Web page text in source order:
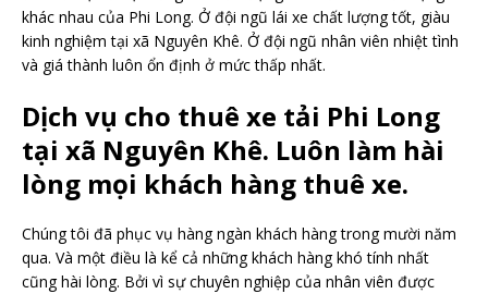
khác nhau của Phi Long. Ở đội ngũ lái xe chất lượng tốt, giàu
kinh nghiệm tại xã Nguyên Khê. Ở đội ngũ nhân viên nhiệt tình
và giá thành luôn ổn định ở mức thấp nhất.
Dịch vụ cho thuê xe tải Phi Long
tại xã Nguyên Khê. Luôn làm hài
lòng mọi khách hàng thuê xe.
Chúng tôi đã phục vụ hàng ngàn khách hàng trong mười năm
qua. Và một điều là kể cả những khách hàng khó tính nhất
cũng hài lòng. Bởi vì sự chuyên nghiệp của nhân viên được